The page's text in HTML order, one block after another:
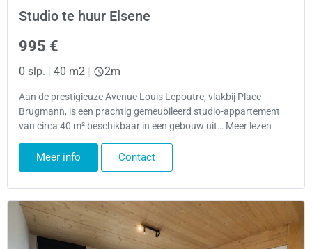
Studio te huur Elsene
995 €
0 slp. | 40 m2 | 2m
Aan de prestigieuze Avenue Louis Lepoutre, vlakbij Place
Brugmann, is een prachtig gemeubileerd studio-appartement
van circa 40 m² beschikbaar in een gebouw uit… Meer lezen
Meer info Contact